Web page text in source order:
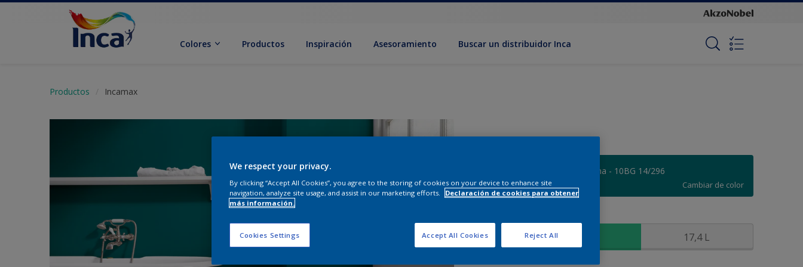
Colores Productos Inspiración Asesoramiento Buscar un distribuidor Inca
Productos Incamax
Marea Nocturna - 10BG 14/296
Cambiar de color
17,4 L
We respect your privacy.
By clicking “Accept All Cookies”, you agree to the storing of cookies on your device to enhance site
navigation, analyze site usage, and assist in our marketing efforts.
Declaración de cookies para obtener
más información.
Cookies Settings Reject All
Accept All Cookies